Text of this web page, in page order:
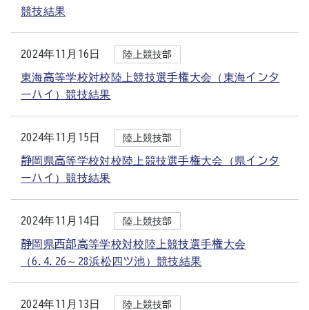
競技結果
2024年11月16日 陸上競技部
東海高等学校対校陸上競技選手権大会（東海インタ
ーハイ）競技結果
2024年11月15日 陸上競技部
静岡県高等学校対校陸上競技選手権大会（県インタ
ーハイ）競技結果
2024年11月14日 陸上競技部
静岡県西部高等学校対校陸上競技選手権大会
（6.4.26～28浜松四ツ池）競技結果
2024年11月13日 陸上競技部